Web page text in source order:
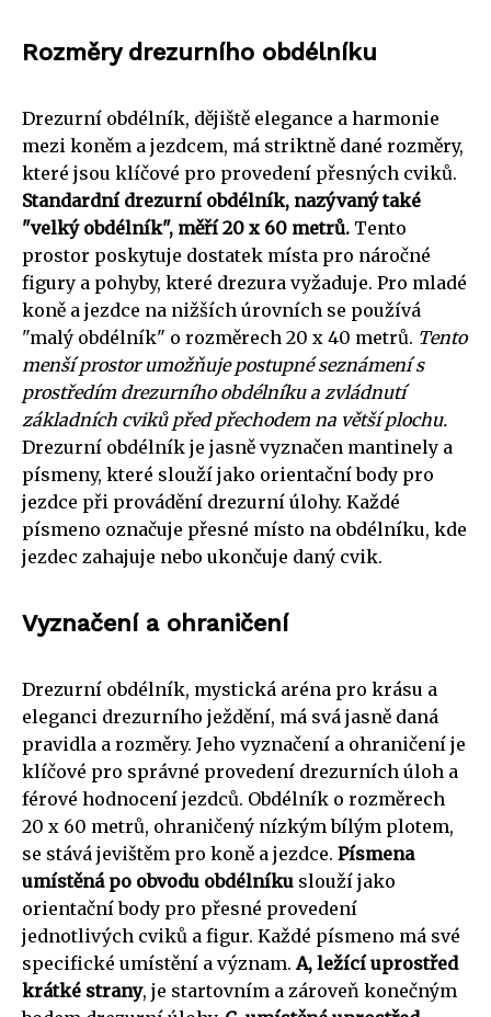
Rozměry drezurního obdélníku
Drezurní obdélník, dějiště elegance a harmonie
mezi koněm a jezdcem, má striktně dané rozměry,
které jsou klíčové pro provedení přesných cviků.
Standardní drezurní obdélník, nazývaný také
"velký obdélník", měří 20 x 60 metrů. Tento
prostor poskytuje dostatek místa pro náročné
figury a pohyby, které drezura vyžaduje. Pro mladé
koně a jezdce na nižších úrovních se používá
"malý obdélník" o rozměrech 20 x 40 metrů. Tento
menší prostor umožňuje postupné seznámení s
prostředím drezurního obdélníku a zvládnutí
základních cviků před přechodem na větší plochu.
Drezurní obdélník je jasně vyznačen mantinely a
písmeny, které slouží jako orientační body pro
jezdce při provádění drezurní úlohy. Každé
písmeno označuje přesné místo na obdélníku, kde
jezdec zahajuje nebo ukončuje daný cvik.
Vyznačení a ohraničení
Drezurní obdélník, mystická aréna pro krásu a
eleganci drezurního ježdění, má svá jasně daná
pravidla a rozměry. Jeho vyznačení a ohraničení je
klíčové pro správné provedení drezurních úloh a
férové hodnocení jezdců. Obdélník o rozměrech
20 x 60 metrů, ohraničený nízkým bílým plotem,
se stává jevištěm pro koně a jezdce. Písmena
umístěná po obvodu obdélníku slouží jako
orientační body pro přesné provedení
jednotlivých cviků a figur. Každé písmeno má své
specifické umístění a význam. A, ležící uprostřed
krátké strany, je startovním a zároveň konečným